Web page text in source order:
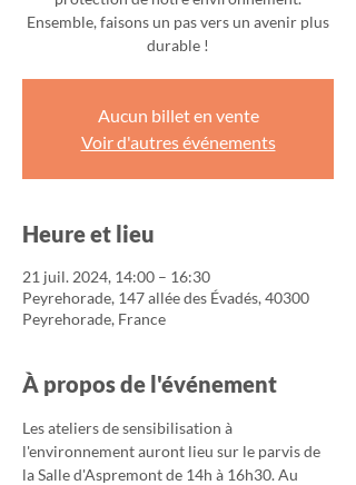
Ensemble, faisons un pas vers un avenir plus
durable !
Aucun billet en vente
Voir d'autres événements
Heure et lieu
21 juil. 2024, 14:00 – 16:30
Peyrehorade, 147 allée des Évadés, 40300
Peyrehorade, France
À propos de l'événement
Les ateliers de sensibilisation à
l'environnement auront lieu sur le parvis de
la Salle d'Aspremont de 14h à 16h30. Au